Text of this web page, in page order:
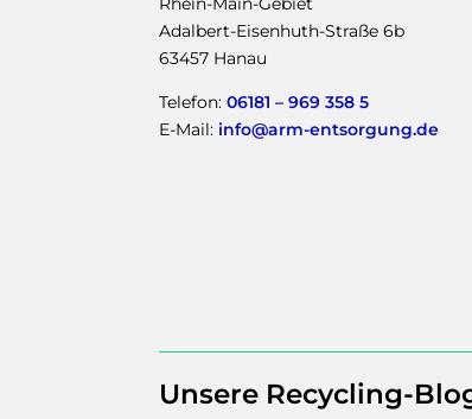
Adalbert-Eisenhuth-Straße 6b
63457 Hanau
Telefon:06181 – 969 358 5
E-Mail: info@arm-entsorgung.de
Unsere Recycling-